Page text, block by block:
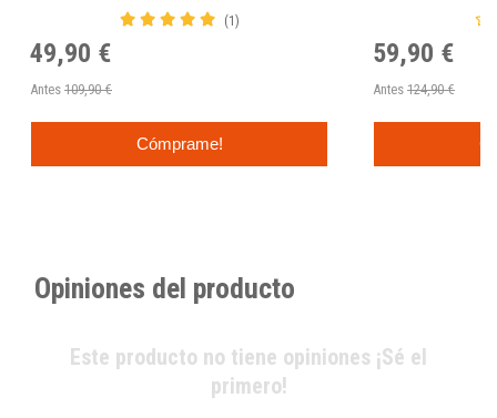
(1)
49,90 €
Antes 109,90 €
Cómprame!
59,90 €
Antes 124,90 €
Opiniones del producto
Este producto no tiene opiniones ¡Sé el
primero!